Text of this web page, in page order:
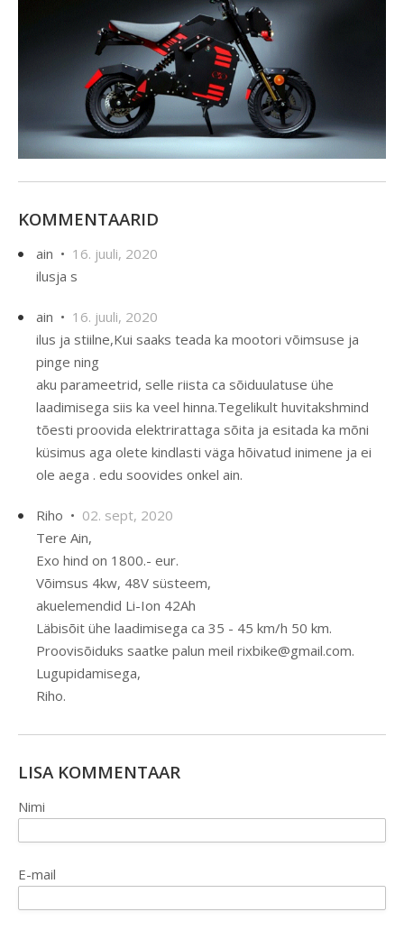
KOMMENTAARID
ain • 16. juuli, 2020
ilusja s
ain • 16. juuli, 2020
ilus ja stiilne,Kui saaks teada ka mootori võimsuse ja
pinge ning
aku parameetrid, selle riista ca sõiduulatuse ühe
laadimisega siis ka veel hinna.Tegelikult huvitakshmind
tõesti proovida elektrirattaga sõita ja esitada ka mõni
küsimus aga olete kindlasti väga hõivatud inimene ja ei
ole aega . edu soovides onkel ain.
Riho • 02. sept, 2020
Tere Ain,
Exo hind on 1800.- eur.
Võimsus 4kw, 48V süsteem,
akuelemendid Li-Ion 42Ah
Läbisõit ühe laadimisega ca 35 - 45 km/h 50 km.
Proovisõiduks saatke palun meil rixbike@gmail.com.
Lugupidamisega,
Riho.
LISA KOMMENTAAR
Nimi
E-mail